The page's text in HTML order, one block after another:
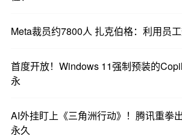
Meta裁员约7800人 扎克伯格：利用员
首度开放！Windows 11强制预装的
永
AI外挂盯上《三角洲行动》！腾讯重拳
永久